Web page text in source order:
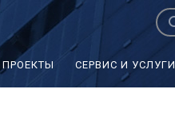
СЕРВИС И УСЛУГИ